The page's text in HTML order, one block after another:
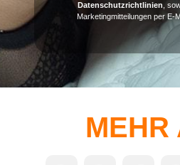
Datenschutzrichtlinien ,
Marketingmitteilungen per E-
MEHR